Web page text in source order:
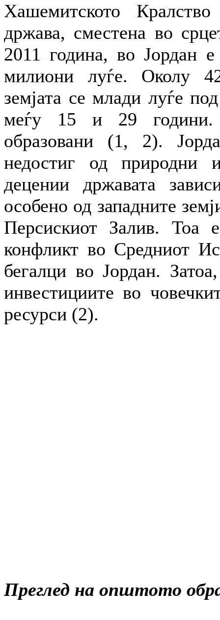
Хашемитското
држава, сместена во
2011 година, во Јордан
милиони луѓе. Околу
земјата се млади луѓе
меѓу 15 и 29 години.
образовани (1, 2).
недостиг од природни
децении државата
особено од западните
Персискиот Залив. Тоа
конфликт во Средниот
бегалци во Јордан.
инвестициите во
ресурси (2).
Преглед на општото